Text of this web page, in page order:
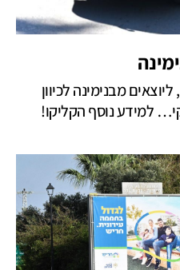
שלט בילבורד 4×3 – ציר 653 , ליוצאים מבנימינה לכיוון